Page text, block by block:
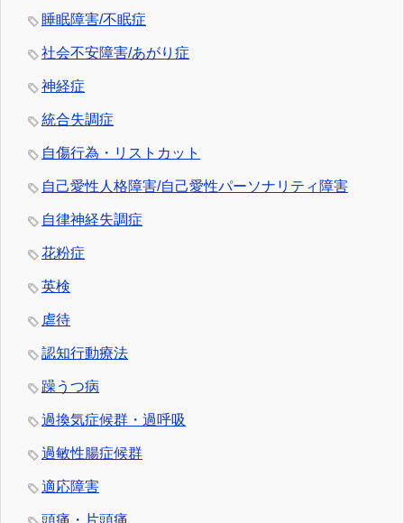
睡眠障害/不眠症
社会不安障害/あがり症
神経症
統合失調症
自傷行為・リストカット
自己愛性人格障害/自己愛性パーソナリティ障害
自律神経失調症
花粉症
英検
虐待
認知行動療法
躁うつ病
過換気症候群・過呼吸
過敏性腸症候群
適応障害
頭痛・片頭痛